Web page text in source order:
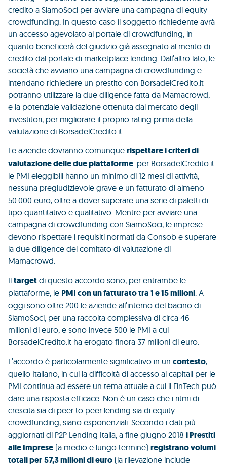
credito a SiamoSoci per avviare una campagna di equity
crowdfunding. In questo caso il soggetto richiedente avrà
un accesso agevolato al portale di crowdfunding, in
quanto beneficerà del giudizio già assegnato al merito di
credito dal portale di marketplace lending. Dall’altro lato, le
società che avviano una campagna di crowdfunding e
intendano richiedere un prestito con BorsadelCredito.it
potranno utilizzare la due diligence fatta da Mamacrowd,
e la potenziale validazione ottenuta dal mercato degli
investitori, per migliorare il proprio rating prima della
valutazione di BorsadelCredito.it.
Le aziende dovranno comunque rispettare i criteri di
valutazione delle due piattaforme: per BorsadelCredito.it
le PMI eleggibili hanno un minimo di 12 mesi di attività,
nessuna pregiudizievole grave e un fatturato di almeno
50.000 euro, oltre a dover superare una serie di paletti di
tipo quantitativo e qualitativo. Mentre per avviare una
campagna di crowdfunding con SiamoSoci, le imprese
devono rispettare i requisiti normati da Consob e superare
la due diligence del comitato di valutazione di
Mamacrowd.
Il target di questo accordo sono, per entrambe le
piattaforme, le PMI con un fatturato tra 1 e 15 milioni. A
oggi sono oltre 200 le aziende all’interno del bacino di
SiamoSoci, per una raccolta complessiva di circa 46
milioni di euro, e sono invece 500 le PMI a cui
BorsadelCredito.it ha erogato finora 37 milioni di euro.
L’accordo è particolarmente significativo in un contesto,
quello Italiano, in cui la difficoltà di accesso ai capitali per le
PMI continua ad essere un tema attuale a cui il FinTech può
dare una risposta efficace. Non è un caso che i ritmi di
crescita sia di peer to peer lending sia di equity
crowdfunding, siano esponenziali. Secondo i dati più
aggiornati di P2P Lending Italia, a fine giugno 2018 i Prestiti
alle Imprese (a medio e lungo termine) registrano volumi
totali per57,3 milioni di euro (la rilevazione include